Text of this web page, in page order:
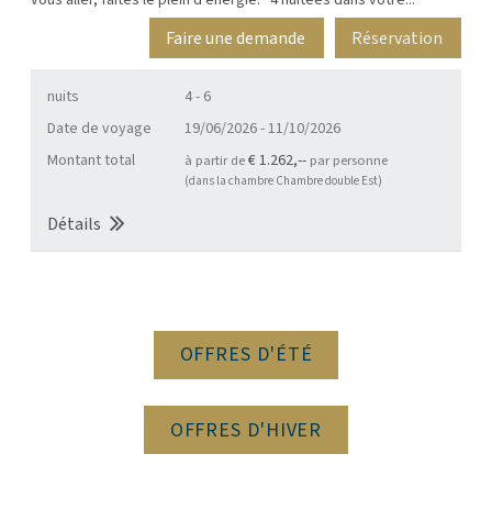
Réservation
Faire une demande
nuits
4 - 6
Date de voyage
19/06/2026-11/10/2026
Montant total
à partir de€ 1.262,--par personne
(dans la chambre Chambre double Est)
Détails
OFFRES D'ÉTÉ
OFFRES D'HIVER